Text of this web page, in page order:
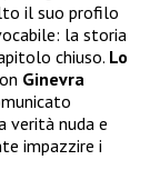
il suo profilo
la storia
chiuso. Lo
Ginevra
verità nuda e
impazzire i